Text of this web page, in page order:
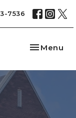
7536
Toggle
Menu